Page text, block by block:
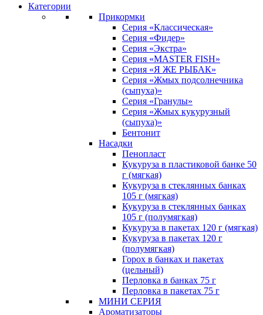
Категории
Прикормки
Серия «Классическая»
Серия «Фидер»
Серия «Экстра»
Серия «MASTER FISH»
Серия «Я ЖЕ РЫБАК»
Серия «Жмых подсолнечника
(сыпуха)»
Cерия «Гранулы»
Серия «Жмых кукурузный
(сыпуха)»
Бентонит
Насадки
Пенопласт
Кукуруза в пластиковой банке 50
г (мягкая)
Кукуруза в стеклянных банках
105 г (мягкая)
Кукуруза в стеклянных банках
105 г (полумягкая)
Кукуруза в пакетах 120 г (мягкая)
Кукуруза в пакетах 120 г
(полумягкая)
Горох в банках и пакетах
(цельный)
Перловка в банках 75 г
Перловка в пакетах 75 г
МИНИ СЕРИЯ
Ароматизаторы